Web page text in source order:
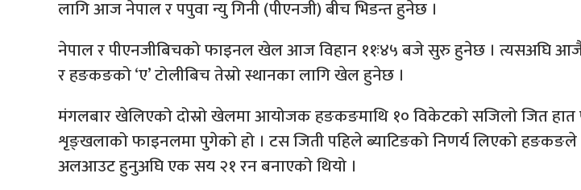
लागि आज नेपाल र पपुवा न्यु गिनी (पीएनजी) बीच भिडन्त हुनेछ ।
नेपाल र पीएनजीबिचको फाइनल खेल आज विहान ११ः४५ बजे सुरु हुनेछ । त्यसअघि
र हङकङको ‘ए’ टोलीबिच तेस्रो स्थानका लागि खेल हुनेछ ।
मंगलबार खेलिएको दोस्रो खेलमा आयोजक हङकङमाथि १० विकेटको सजिलो जित हात
शृङ्खलाको फाइनलमा पुगेको हो । टस जिती पहिले ब्याटिङको निणर्य लिएको
अलआउट हुनुअघि एक सय २१ रन बनाएको थियो ।